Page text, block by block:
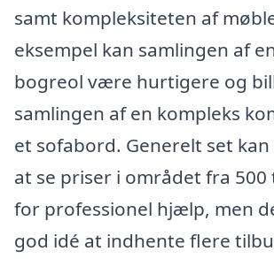
samt kompleksiteten af
eksempel kan samlingen af
bogreol være hurtigere og
samlingen af en kompleks
et sofabord. Generelt set
at se priser i området fra 500
for professionel hjælp, men
god idé at indhente flere